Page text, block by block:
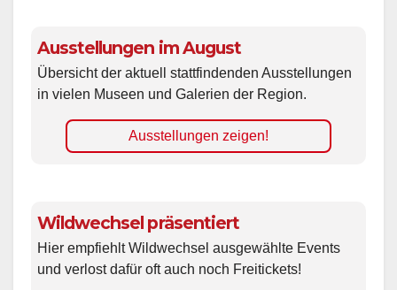
Ausstellungen im August
Übersicht der aktuell stattfindenden Ausstellungen
in vielen Museen und Galerien der Region.
Ausstellungen zeigen!
Wildwechsel präsentiert
Hier empfiehlt Wildwechsel ausgewählte Events
und verlost dafür oft auch noch Freitickets!